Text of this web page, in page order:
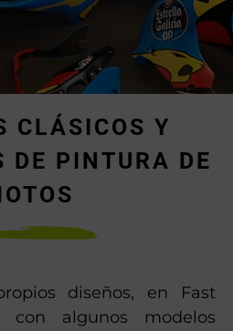
CLÁSICOS Y
DE PINTURA DE
diseños, en Fast
con algunos modelos